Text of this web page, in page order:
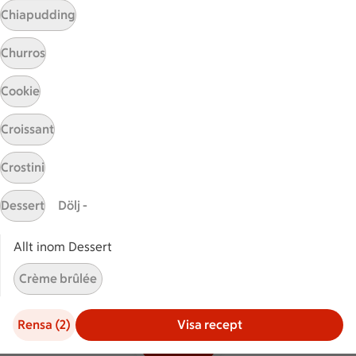
Filter (2)
Hållbarhet
ICA Stiftelsen
En god morgondag
Kundservice
Reklamera
Återkallelser
Spärra eller beställ nytt ICA-kort
Behandling av personuppgifter
Kolonnvägen 20, 169 70 Solna
Chiapudding
Churros
Cookie
Croissant
Crostini
Dessert Dölj -
Allt inom Dessert
Crème brûlée
Crème caramel
Rensa (2) Visa recept